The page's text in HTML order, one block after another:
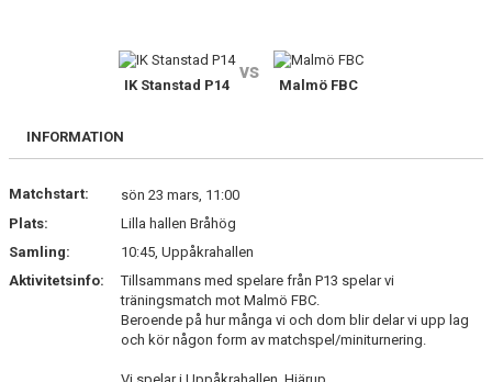
IK Stanstad P14
vs
Malmö FBC
INFORMATION
Matchstart:
sön 23 mars, 11:00
Plats:
Lilla hallen Bråhög
Samling:
10:45, Uppåkrahallen
Aktivitetsinfo:
Tillsammans med spelare från P13 spelar vi
träningsmatch mot Malmö FBC.
Beroende på hur många vi och dom blir delar vi upp lag
och kör någon form av matchspel/miniturnering.